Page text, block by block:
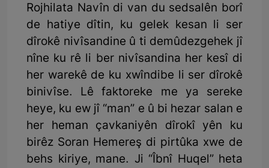
Rojhilata Navîn di van du sedsalên borî
de hatiye dîtin, ku gelek kesan li ser
dîrokê nivîsandine û ti demûdezgehek jî
nîne ku rê li ber nivîsandina her kesî di
her warekê de ku xwîndibe li ser dîrokê
binivîse. Lê faktoreke me ya sereke
heye, ku ew jî “man” e û bi hezar salan e
her heman çavkaniyên dîrokî yên ku
birêz Soran Hemereş di pirtûka xwe de
behs kiriye, mane. Ji “Îbnî Huqel” heta